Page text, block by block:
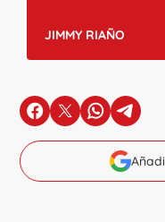
JIMMY RIAÑO
en Facebook
en Xen en